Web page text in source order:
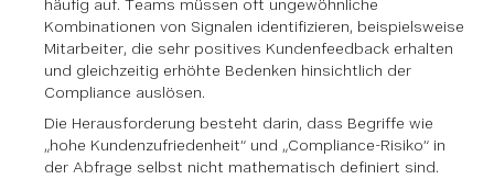
häufig auf. Teams müssen oft ungewöhnliche
Kombinationen von Signalen identifizieren, beispielsweise
Mitarbeiter, die sehr positives Kundenfeedback erhalten
und gleichzeitig erhöhte Bedenken hinsichtlich der
Compliance auslösen.
Die Herausforderung besteht darin, dass Begriffe wie
„hohe Kundenzufriedenheit“ und „Compliance-Risiko“ in
der Abfrage selbst nicht mathematisch definiert sind.